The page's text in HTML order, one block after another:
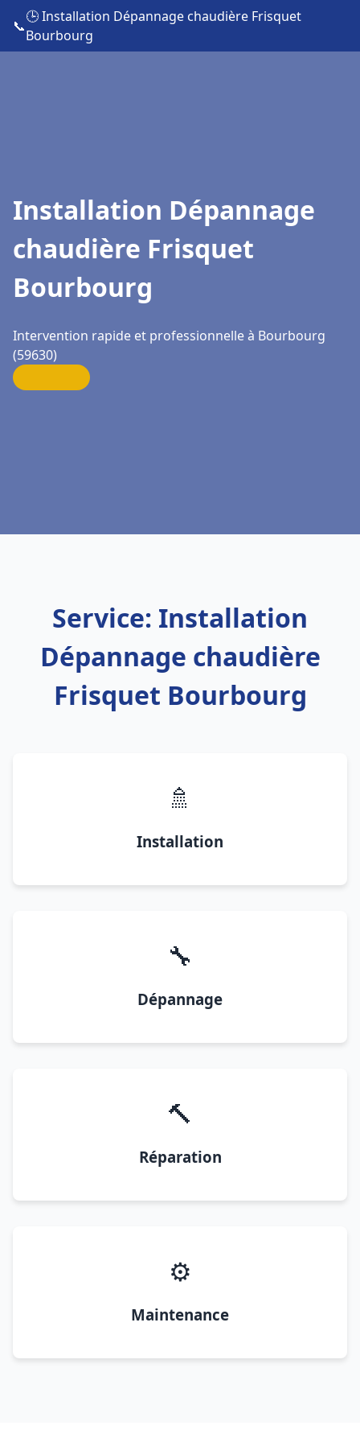
📞
🕒 Installation Dépannage chaudière Frisquet
Bourbourg
Installation Dépannage
chaudière Frisquet
Bourbourg
Intervention rapide et professionnelle à Bourbourg
(59630)
Service: Installation
Dépannage chaudière
Frisquet Bourbourg
🚿
Installation
🔧
Dépannage
🔨
Réparation
⚙️
Maintenance